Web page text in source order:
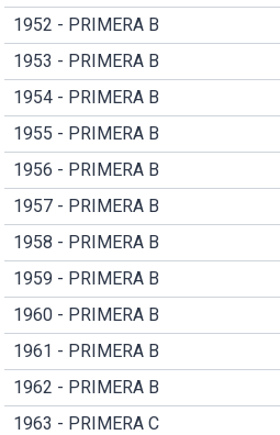
1952 - PRIMERA B
1953 - PRIMERA B
1954 - PRIMERA B
1955 - PRIMERA B
1956 - PRIMERA B
1957 - PRIMERA B
1958 - PRIMERA B
1959 - PRIMERA B
1960 - PRIMERA B
1961 - PRIMERA B
1962 - PRIMERA B
1963 - PRIMERA C